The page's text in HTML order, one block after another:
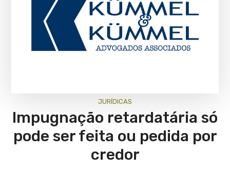
JURÍ­DICAS
Impugnação retardatária só
pode ser feita ou pedida por
credor